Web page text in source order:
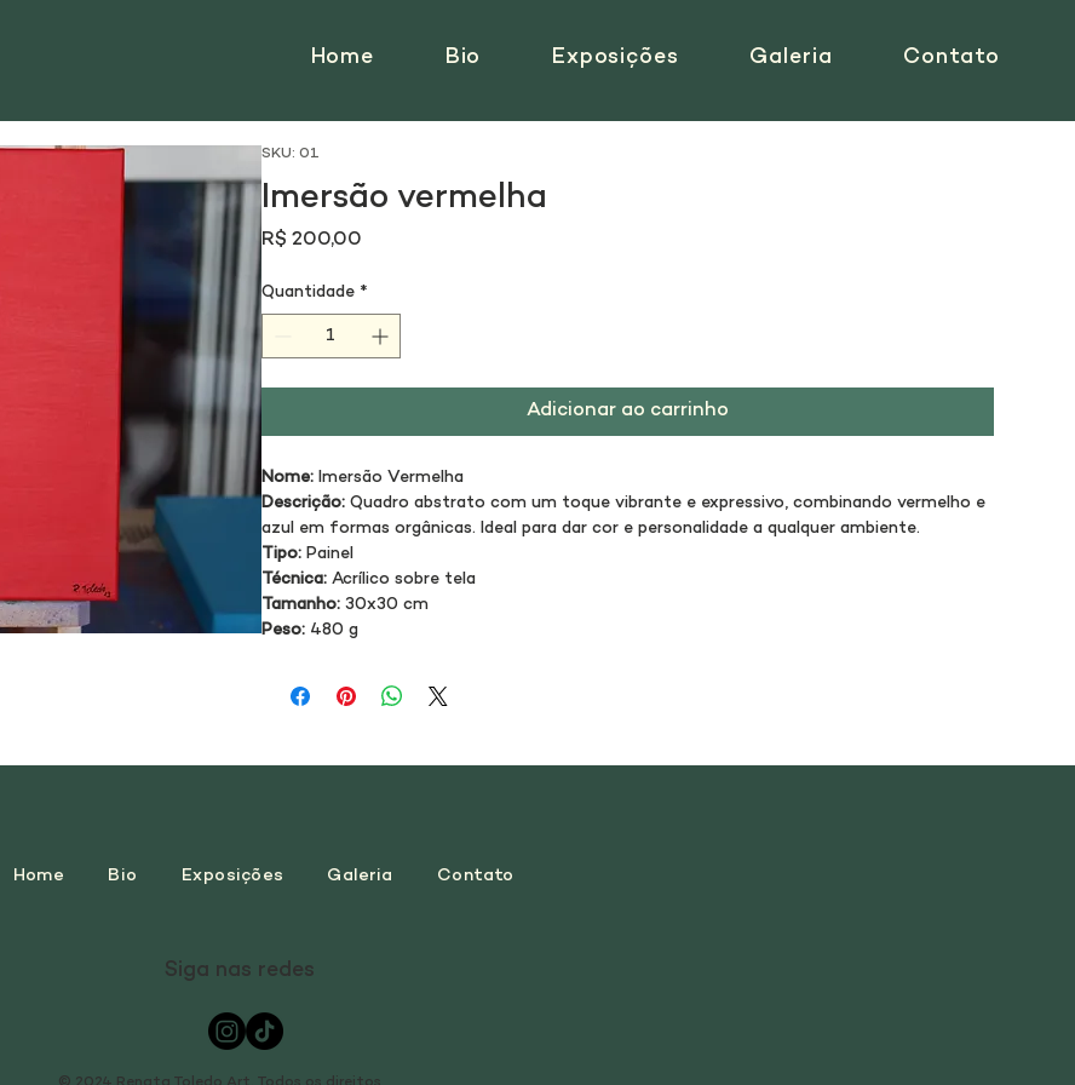
Home Bio Exposições Galeria Contato
SKU: 01
Imersão vermelha
R$ 200,00
Quantidade *
Adicionar ao carrinho
Nome: Imersão Vermelha
Descrição: Quadro abstrato com um toque vibrante e expressivo, combinando vermelho e
azul em formas orgânicas. Ideal para dar cor e personalidade a qualquer ambiente.
Tipo: Painel
Técnica: Acrílico sobre tela
Tamanho: 30x30 cm
Peso: 480 g
Siga nas redes
Home Bio Exposições Galeria Contato